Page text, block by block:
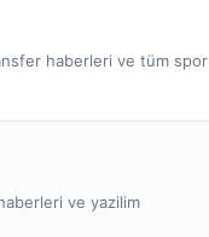
haberleri ve tüm spor
ve yazilim